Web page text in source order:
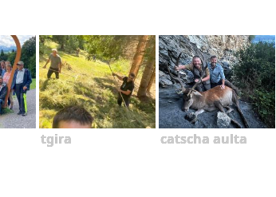
tgira catscha aulta